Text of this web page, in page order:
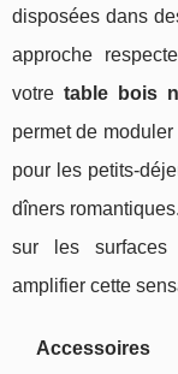
disposées dans
approche
votre table bois
permet de
pour les petits-
dîners
sur les surfaces
amplifier cette